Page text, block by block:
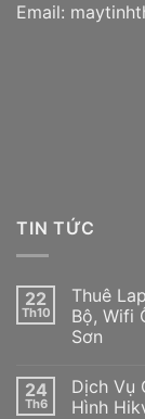
Email:
TIN TỨC
22
Th10
Thuê
Bộ, Wifi
Sơn
24
Th6
Dịch Vụ
Hình